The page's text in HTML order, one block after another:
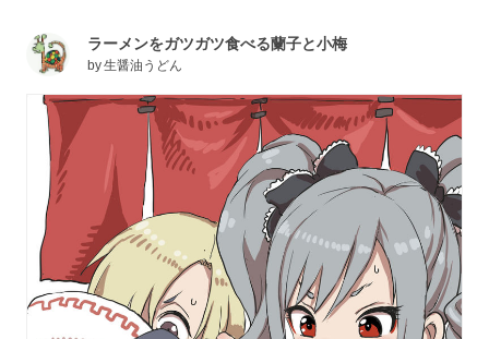
ラーメンをガツガツ食べる蘭子と小梅
by生醤油うどん